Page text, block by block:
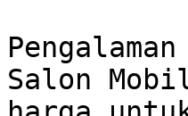
Salon